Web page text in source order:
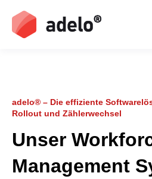
adelo® – Die effiziente
Rollout und Zählerwechsel
Unser
Management